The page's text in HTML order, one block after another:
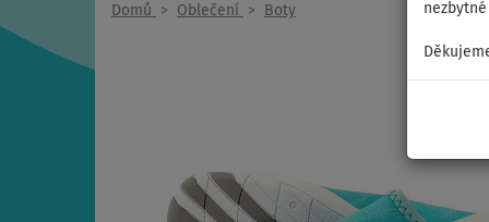
Domů > Oblečení > Boty